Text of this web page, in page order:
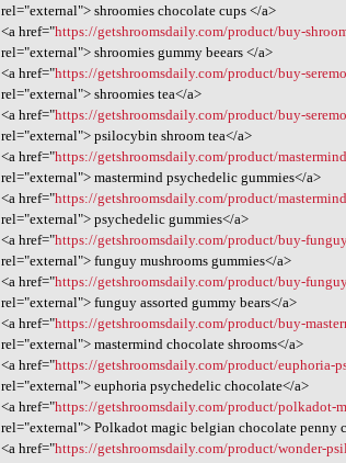
rel="external"> shroomies chocolate cups </a>
<a href="https://getshroomsdaily.com/product/buy-
rel="external"> shroomies gummy beears </a>
<a href="https://getshroomsdaily.com/product/buy-
rel="external"> shroomies tea</a>
<a href="https://getshroomsdaily.com/product/buy-
rel="external"> psilocybin shroom tea</a>
<a href="https://getshroomsdaily.com/product/
rel="external"> mastermind psychedelic gummies</a>
<a href="https://getshroomsdaily.com/product/
rel="external"> psychedelic gummies</a>
<a href="https://getshroomsdaily.com/product/buy-
rel="external"> funguy mushrooms gummies</a>
<a href="https://getshroomsdaily.com/product/buy-
rel="external"> funguy assorted gummy bears</a>
<a href="https://getshroomsdaily.com/product/buy-
rel="external"> mastermind chocolate shrooms</a>
<a href="https://getshroomsdaily.com/product/euphoria-
rel="external"> euphoria psychedelic chocolate</a>
<a href="https://getshroomsdaily.com/product/polkadot-
rel="external"> Polkadot magic belgian chocolate penny
<a href="https://getshroomsdaily.com/product/wonder-